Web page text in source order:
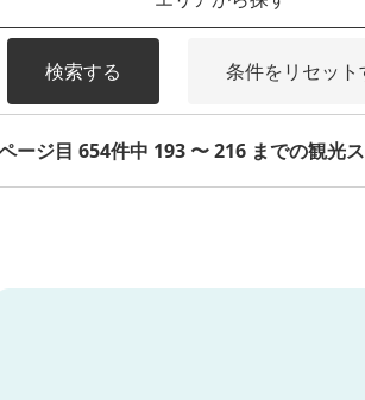
検索する 条件をリセット
ージ目 654件中 193 〜 216 までの観光